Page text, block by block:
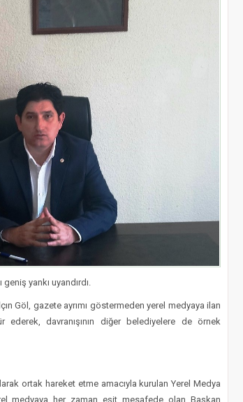
yankı uyandırdı.
Göl, gazete ayrımı göstermeden yerel medyaya ilan
davranışının diğer belediyelere de örnek
ortak hareket etme amacıyla kurulan Yerel Medya
medyaya her zaman eşit mesafede olan Başkan